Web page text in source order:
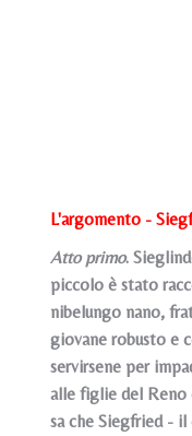
L'argomento -
Atto primo.
piccolo è stato
nibelungo nano,
giovane robusto e
servirsene per
alle figlie del Reno
sa che Siegfried -